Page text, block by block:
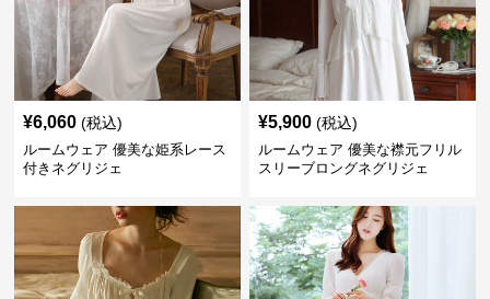
¥6,060 (税込)
ルームウェア 優美な姫系レース
付きネグリジェ
¥5,900 (税込)
ルームウェア 優美な襟元フリル
スリーブロングネグリジェ